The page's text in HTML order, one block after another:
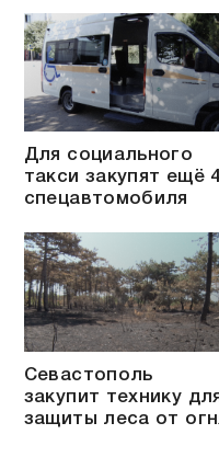
Для социального
такси закупят ещё
спецавтомобиля
Севастополь
закупит технику
защиты леса от